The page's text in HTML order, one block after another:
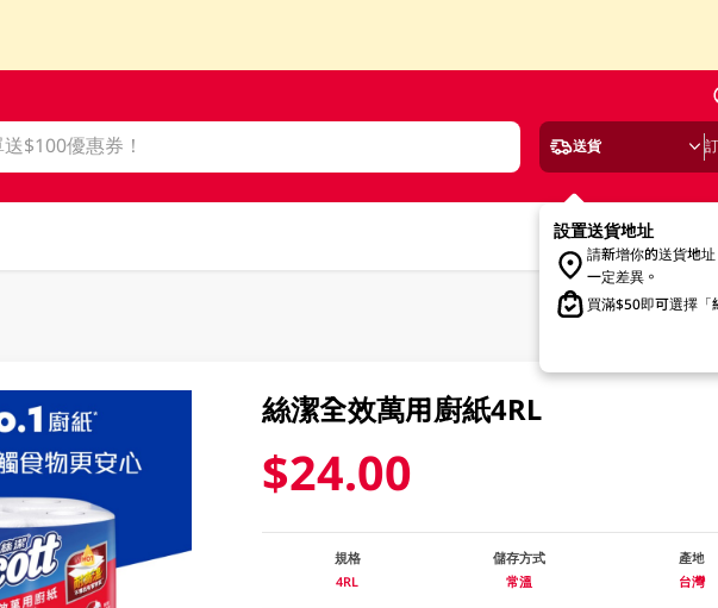
送貨
設置送貨地址
請新增你的送貨地
一定差異。
買滿$50即可選擇「
絲潔全效萬用廚紙4RL
$24.00
規格
4RL
儲存方式
常溫
產地
台灣